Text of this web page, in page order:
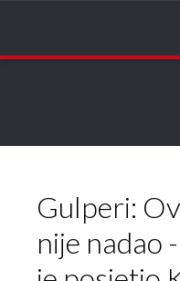
Gulperi:
nije nadao